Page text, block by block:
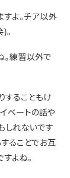
すよ。チア以外
。
。練習以外で
することもけ
ベートの話や
しれないです
ることでお互
よね。